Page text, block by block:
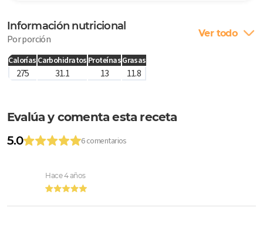
Información nutricional
Por porción Ver todo
Calorías Carbohidratos ProteínasGrasas
275 31.1 13 11.8
Evalúa y comenta esta receta
5.0
6 comentarios
Hace 4 años